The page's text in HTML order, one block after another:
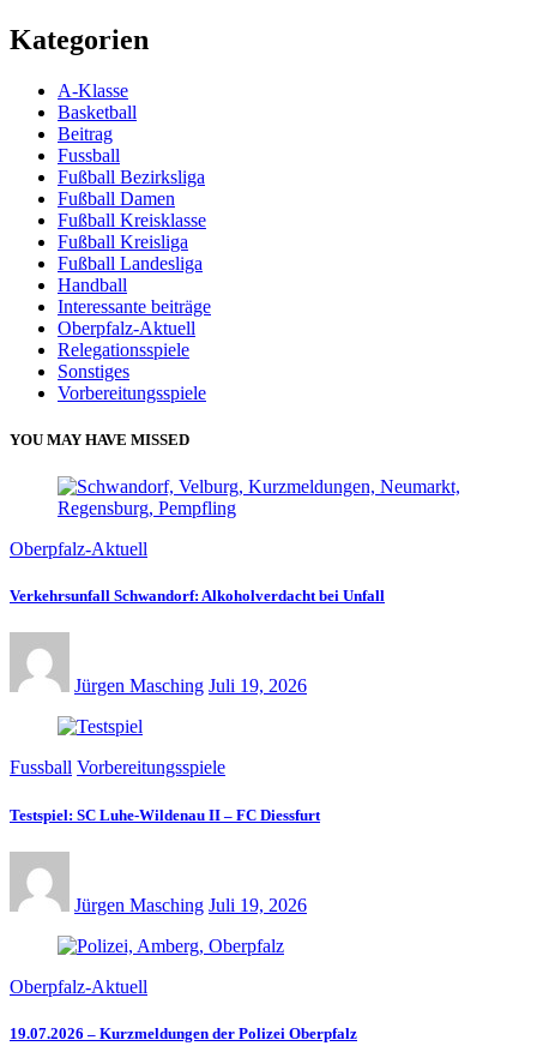
Kategorien
A-Klasse
Basketball
Beitrag
Fussball
Fußball Bezirksliga
Fußball Damen
Fußball Kreisklasse
Fußball Kreisliga
Fußball Landesliga
Handball
Interessante beiträge
Oberpfalz-Aktuell
Relegationsspiele
Sonstiges
Vorbereitungsspiele
YOU MAY HAVE MISSED
Oberpfalz-Aktuell
Verkehrsunfall Schwandorf: Alkoholverdacht bei Unfall
Jürgen Masching Juli 19, 2026
Fussball Vorbereitungsspiele
Testspiel: SC Luhe-Wildenau II – FC Diessfurt
Jürgen Masching Juli 19, 2026
Oberpfalz-Aktuell
19.07.2026 – Kurzmeldungen der Polizei Oberpfalz